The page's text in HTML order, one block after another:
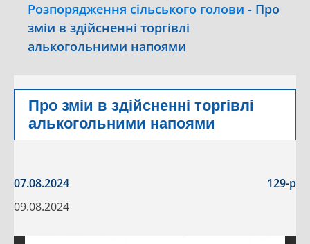
Розпорядження сільського голови - Про
зміи в здійсненні торгівлі
алькогольними напоями
Про зміи в здійсненні торгівлі
алькогольними напоями
07.08.2024
129-р
09.08.2024